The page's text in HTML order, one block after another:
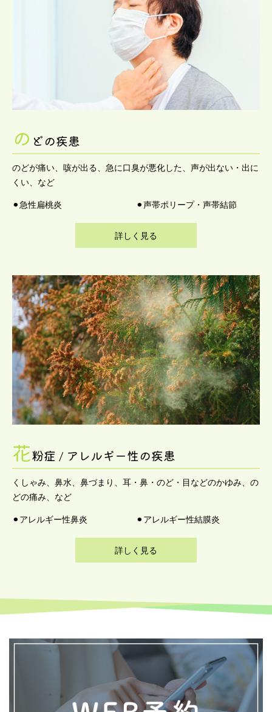
の どの疾患
のどが痛い、咳が出る、急に口臭が悪化した、声が出ない・出に
くい、など
⚫︎急性扁桃炎 ⚫︎声帯ポリープ・声帯結節
詳しく見る
花粉症 / アレルギー性の疾患
くしゃみ、鼻水、鼻づまり、耳・鼻・のど・目などのかゆみ、の
どの痛み、など
⚫︎アレルギー性鼻炎 ⚫︎アレルギー性結膜炎
詳しく見る